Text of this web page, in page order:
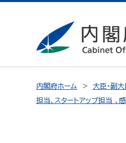
内閣府ホーム 大臣・副
担当、スタートアップ担当